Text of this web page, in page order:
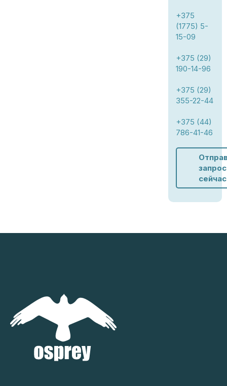
+375
(1775) 5-
15-09
+375 (29)
190-14-96
+375 (29)
355-22-44
+375 (44)
786-41-46
запрос
сейчас